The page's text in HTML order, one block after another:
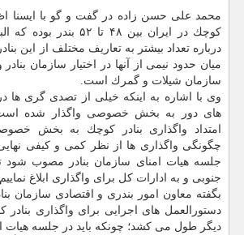
محمد علی حسن زاده در گفت و گو با ایسنا
كوچك در ایران بین ۴۸ تا ۵۲
درباره تعداد بیشتر به تعاریف مختلف از این
میان حدود نیمی از آنها در اختیار سازمان
سازمان شیلات و گمرك است.
وی با اشاره به اینكه خیلی از تصدی گری ها
های دور به بخش خصوصی واگذار شده
امتداد واگذاری بنادر كوچك به بخش
چگونگی واگذاری ها از نظر كمی و كیفی
جلسه هیات امنای سازمان بنادر مصوب شود
جنوبی و به ادارات كل برای واگذاری ابلاغ
بگفته معاون امور بندری و اقتصادی سازمان
دستورالعمل های اجرایی برای واگذاری
دیگر طول می كشد؛ چونكه باید در جلسه هیات